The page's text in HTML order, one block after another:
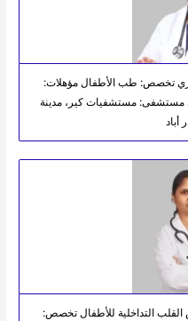
تخصص: طب الأطفال مؤهلات:
مستشفيات كير، مدينة
أباد
القلب التداخلية للأطفال تخصص: